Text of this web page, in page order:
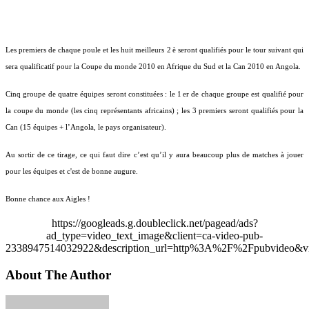
Les premiers de chaque poule et les huit meilleurs 2 è seront qualifiés pour le tour suivant qui
sera qualificatif pour la Coupe du monde 2010 en Afrique du Sud et la Can 2010 en Angola.
Cinq groupe de quatre équipes seront constituées : le 1 er de chaque groupe est qualifié pour
la coupe du monde (les cinq représentants africains) ; les 3 premiers seront qualifiés pour la
Can (15 équipes + l’Angola, le pays organisateur).
Au sortir de ce tirage, ce qui faut dire c’est qu’il y aura beaucoup plus de matches à jouer
pour les équipes et c'est de bonne augure.
Bonne chance aux Aigles !
https://googleads.g.doubleclick.net/pagead/ads?
ad_type=video_text_image&client=ca-video-pub-
About The Author